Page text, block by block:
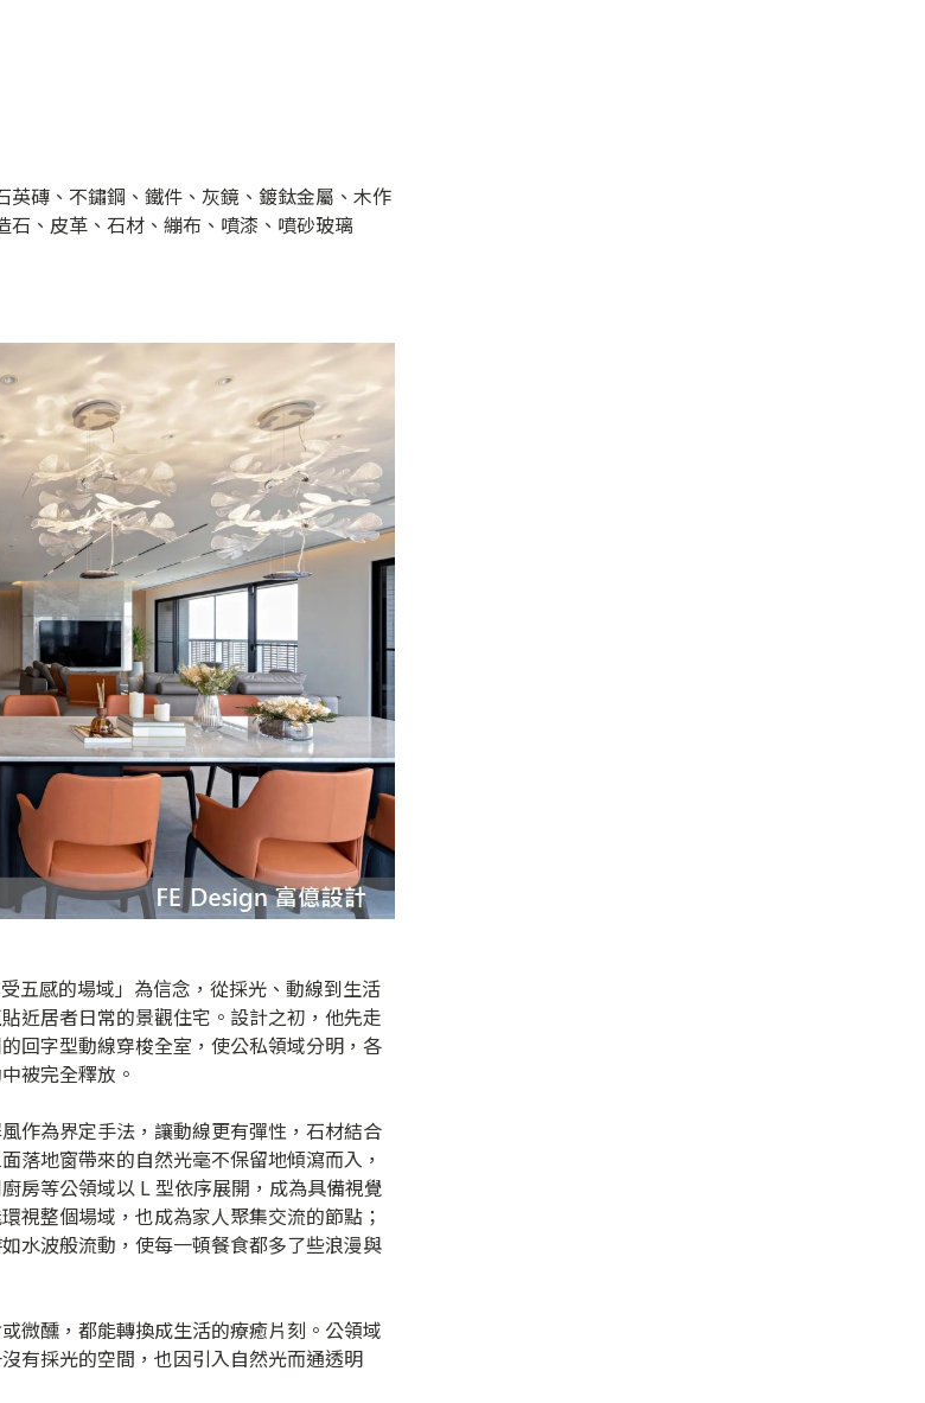
磚、不鏽鋼、鐵件、灰鏡、鍍鈦金屬、木作
、皮革、石材、繃布、噴漆、噴砂玻璃
五感的場域」為信念，從採光、動線到生活
近居者日常的景觀住宅。設計之初，他先走
回字型動線穿梭全室，使公私領域分明，各
被完全釋放。
作為界定手法，讓動線更有彈性，石材結合
落地窗帶來的自然光毫不保留地傾瀉而入，
房等公領域以 L 型依序展開，成為具備視覺
視整個場域，也成為家人聚集交流的節點；
水波般流動，使每一頓餐食都多了些浪漫與
微醺，都能轉換成生活的療癒片刻。公領域
有採光的空間，也因引入自然光而通透明